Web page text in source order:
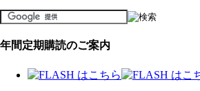
年間定期購読のご案内